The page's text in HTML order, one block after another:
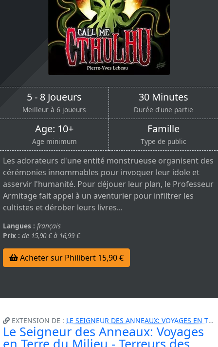
5 - 8 Joueurs
Meilleur à 6 joueurs
30 Minutes
Durée d'une partie
Age: 10+
Age minimum
Famille
Type de public
Les adorateurs d'une entité monstrueuse organisent des
cérémonies innommables pour invoquer leur idole et
asservir l'humanité. Pour déjouer leur plan, le Professeur
Armitage fait appel à un aventurier pour infiltrer les
cultistes et dérober leurs livres...
Langues : français
Prix : de 15,90 € à 16,99 €
Acheter sur Philibert 15,90 €
EXTENSION DE : LE SEIGNEUR DES ANNEAUX: VOYAGES EN TERRE DU...
Le Seigneur des Anneaux: Voyages